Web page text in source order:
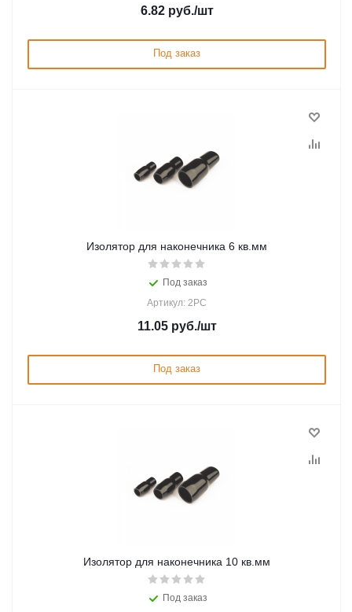
6.82руб./шт
Под заказ
Изолятор для наконечника 6 кв.мм
Под заказ
Артикул: 2PC
11.05руб./шт
Под заказ
Изолятор для наконечника 10 кв.мм
Под заказ